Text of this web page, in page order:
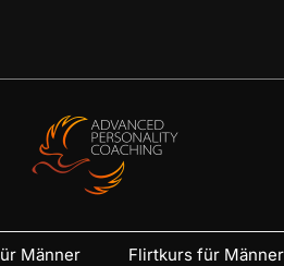
Männer Flirtkurs für Männer